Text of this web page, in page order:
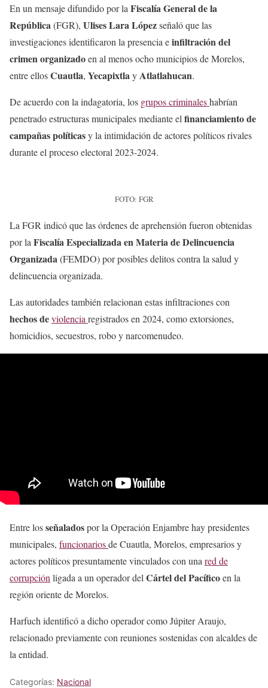
En un mensaje difundido por la Fiscalía General de la
República(FGR), Ulises Lara Lópezseñaló que las
investigaciones identificaron la presencia einfiltración del
crimen organizadoen al menos ocho municipios de Morelos,
entre ellosCuautla, YecapixtlayAtlatlahucan.
De acuerdo con la indagatoria, los grupos criminaleshabrían
penetrado estructuras municipales mediante el financiamiento de
campañas políticasy la intimidación de actores políticos rivales
durante el proceso electoral 2023-2024.
FOTO: FGR
La FGR indicó que las órdenes de aprehensión fueron obtenidas
por la Fiscalía Especializada en Materia de Delincuencia
Organizada(FEMDO) por posibles delitos contra la salud y
delincuencia organizada.
Las autoridades también relacionan estas infiltraciones con
hechos deviolencia registrados en 2024, como extorsiones,
homicidios, secuestros, robo y narcomenudeo.
Entre losseñaladospor la Operación Enjambre hay presidentes
municipales, funcionariosde Cuautla, Morelos, empresarios y
actores políticos presuntamente vinculados con una red de
corrupción ligada a un operador del Cártel del Pacíficoen la
región oriente de Morelos.
Harfuch identificó a dicho operador como Júpiter Araujo,
relacionado previamente con reuniones sostenidas con alcaldes de
la entidad.
Categorías: Nacional